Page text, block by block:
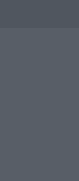
deve continuare"